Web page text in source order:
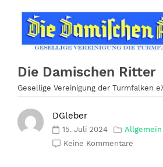
Inhalt
springen
Die Damischen Ritter
Gesellige Vereinigung der Turmfalken
DGleber
15. Juli 2024
Allgemein
Keine Kommentare